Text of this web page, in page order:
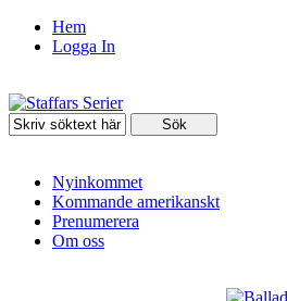
Hem
Logga In
Nyinkommet
Kommande amerikanskt
Prenumerera
Om oss